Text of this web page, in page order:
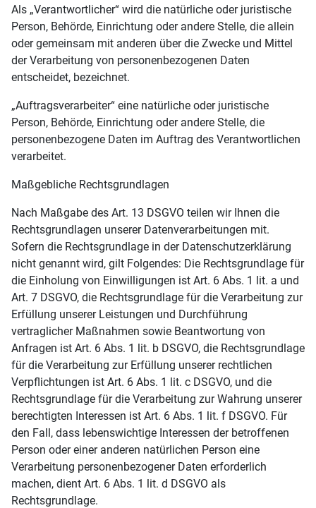
Als „Verantwortlicher“ wird die natürliche oder juristische
Person, Behörde, Einrichtung oder andere Stelle, die allein
oder gemeinsam mit anderen über die Zwecke und Mittel
der Verarbeitung von personenbezogenen Daten
entscheidet, bezeichnet.
„Auftragsverarbeiter“ eine natürliche oder juristische
Person, Behörde, Einrichtung oder andere Stelle, die
personenbezogene Daten im Auftrag des Verantwortlichen
verarbeitet.
Maßgebliche Rechtsgrundlagen
Nach Maßgabe des Art. 13 DSGVO teilen wir Ihnen die
Rechtsgrundlagen unserer Datenverarbeitungen mit.
Sofern die Rechtsgrundlage in der Datenschutzerklärung
nicht genannt wird, gilt Folgendes: Die Rechtsgrundlage für
die Einholung von Einwilligungen ist Art. 6 Abs. 1 lit. a und
Art. 7 DSGVO, die Rechtsgrundlage für die Verarbeitung zur
Erfüllung unserer Leistungen und Durchführung
vertraglicher Maßnahmen sowie Beantwortung von
Anfragen ist Art. 6 Abs. 1 lit. b DSGVO, die Rechtsgrundlage
für die Verarbeitung zur Erfüllung unserer rechtlichen
Verpflichtungen ist Art. 6 Abs. 1 lit. c DSGVO, und die
Rechtsgrundlage für die Verarbeitung zur Wahrung unserer
berechtigten Interessen ist Art. 6 Abs. 1 lit. f DSGVO. Für
den Fall, dass lebenswichtige Interessen der betroffenen
Person oder einer anderen natürlichen Person eine
Verarbeitung personenbezogener Daten erforderlich
machen, dient Art. 6 Abs. 1 lit. d DSGVO als
Rechtsgrundlage.